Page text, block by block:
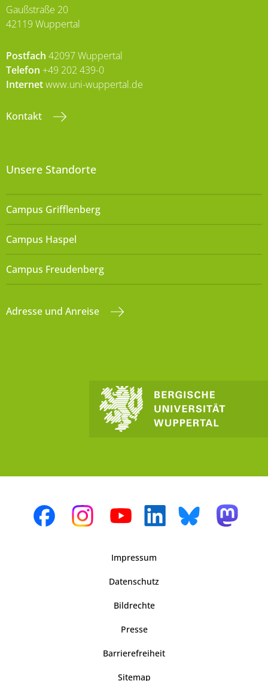
Gaußstraße 20
42119 Wuppertal
Postfach 42097 Wuppertal
Telefon +49 202 439-0
Internetwww.uni-wuppertal.de
Kontakt
Unsere Standorte
Campus Grifflenberg
Campus Haspel
Campus Freudenberg
Adresse und Anreise
Impressum
Datenschutz
Bildrechte
Presse
Barrierefreiheit
Sitemap